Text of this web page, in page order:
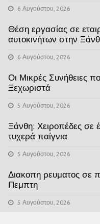
6 Αυγούστου, 2026
Θέση εργασίας σε
αυτοκινήτων στην
6 Αυγούστου, 2026
Οι Μικρές Συνήθειες
Ξεχωριστά
5 Αυγούστου, 2026
Ξάνθη: Χειροπέδες σε
τυχερά παίγνια
5 Αυγούστου, 2026
Διακοπη ρευματος σε
Πεμπτη
5 Αυγούστου, 2026